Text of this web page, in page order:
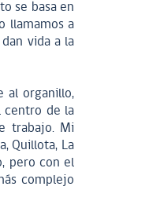
se basa en
llamamos a
vida a la
al organillo,
centro de la
trabajo. Mi
Quillota, La
pero con el
complejo